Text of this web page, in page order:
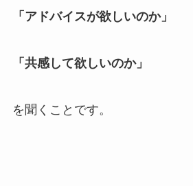
「アドバイスが欲しいのか」
「共感して欲しいのか」
を聞くことです。